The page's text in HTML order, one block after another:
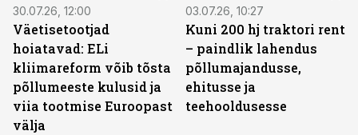
30.07.26, 12:00
Väetisetootjad
hoiatavad: ELi
kliimareform võib tõsta
põllumeeste kulusid ja
viia tootmise Euroopast
välja
03.07.26, 10:27
Kuni 200 hj traktori rent
– paindlik lahendus
põllumajandusse,
ehitusse ja
teehooldusesse